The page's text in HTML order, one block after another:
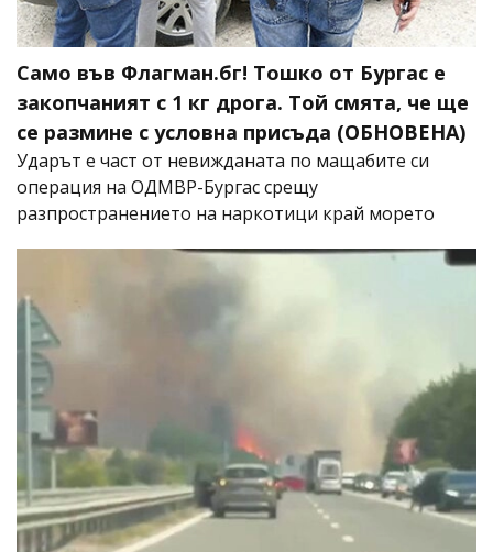
Само във Флагман.бг! Тошко от Бургас е
закопчаният с 1 кг дрога. Той смята, че ще
се размине с условна присъда (ОБНОВЕНА)
Ударът е част от невижданата по мащабите си
операция на ОДМВР-Бургас срещу
разпространението на наркотици край морето